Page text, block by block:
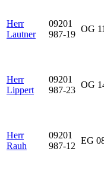
Herr
Lautner
09201
987-19
OG 11
Herr
Lippert
09201
987-23
OG
Herr
Rauh
09201
987-12
EG